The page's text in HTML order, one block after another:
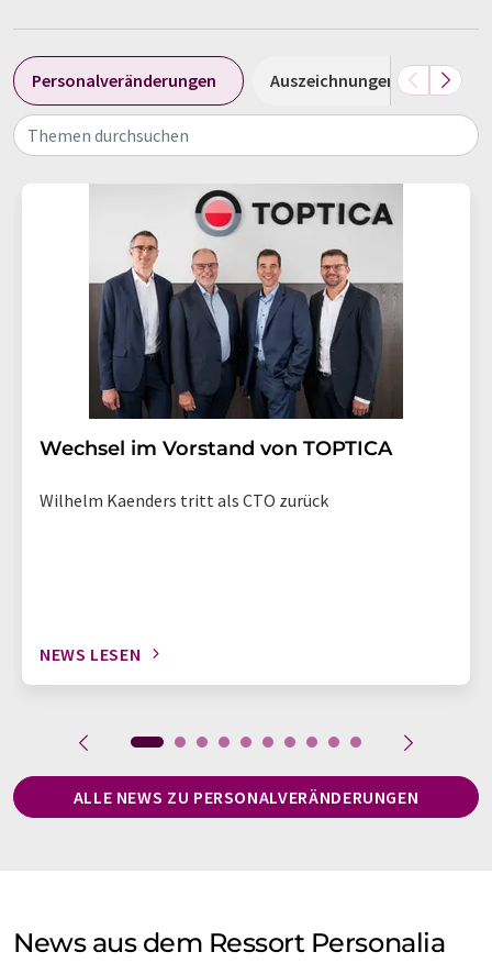
Personalveränderungen Auszeichnungen
Themen durchsuchen
Wechsel im Vorstand von TOPTICA
Wilhelm Kaenders tritt als CTO zurück
NEWS LESEN
ALLE NEWS ZU PERSONALVERÄNDERUNGEN
News aus dem Ressort Personalia